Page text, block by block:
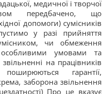
медичної і творчої
передбачено, що
допомоги) сумісників
у разі прийняття
чи обмеження
умовами та
на працівників
гарантії,
заборона звільнення
Про це вказує